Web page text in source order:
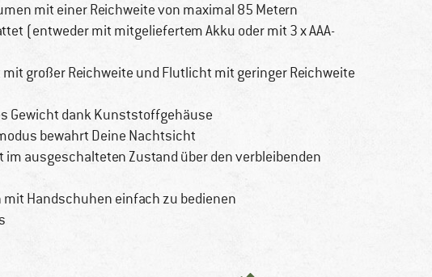
mit einer Reichweite von maximal 85 Metern
(entweder mit mitgeliefertem Akku oder mit 3 x AAA-
mit großer Reichweite und Flutlicht mit geringer Reichweite
Gewicht dank Kunststoffgehäuse
bewahrt Deine Nachtsicht
ausgeschalteten Zustand über den verbleibenden
Handschuhen einfach zu bedienen